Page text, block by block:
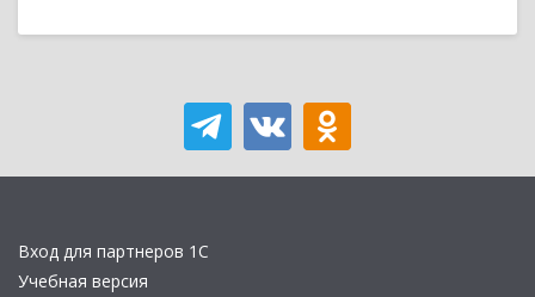
Вход для партнеров 1С
Учебная версия